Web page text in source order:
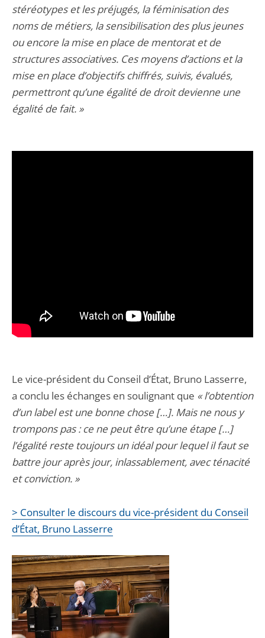
stéréotypes et les préjugés, la féminisation des
noms de métiers, la sensibilisation des plus jeunes
ou encore la mise en place de mentorat et de
structures associatives. Ces moyens d’actions et la
mise en place d’objectifs chiffrés, suivis, évalués,
permettront qu’une égalité de droit devienne une
égalité de fait. »
Le vice-président du Conseil d’État, Bruno Lasserre,
a conclu les échanges en soulignant que « l’obtention
d’un label est une bonne chose […]. Mais ne nous y
trompons pas : ce ne peut être qu’une étape […]
l’égalité reste toujours un idéal pour lequel il faut se
battre jour après jour, inlassablement, avec ténacité
et conviction. »
> Consulter le discours du vice-président du Conseil
d’État, Bruno Lasserre